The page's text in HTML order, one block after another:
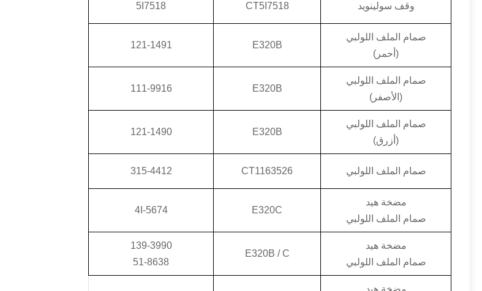
وقف سولينويد CT5I7518
5I7518
صمام الملف اللولبي
(أحمر)
E320B
121-1491
صمام الملف اللولبي
(الأصفر)
E320B
111-9916
صمام الملف اللولبي
(أزرق)
E320B
121-1490
صمام الملف اللولبي CT1163526
315-4412
مضخة هيد
صمام الملف اللولبي
E320C
4I-5674
مضخة هيد
صمام الملف اللولبي
E320B / C
139-3990
51-8638
مضخة هيد